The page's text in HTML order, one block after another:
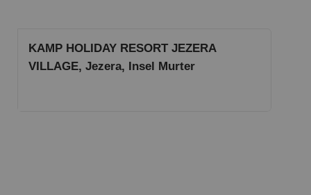
KAMP HOLIDAY RESORT JEZERA
VILLAGE, Jezera, Insel Murter